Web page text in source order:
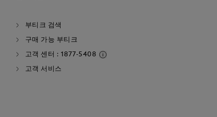
부티크 검색
구매 가능 부티크
고객 센터 : 1877-5408
고객 서비스